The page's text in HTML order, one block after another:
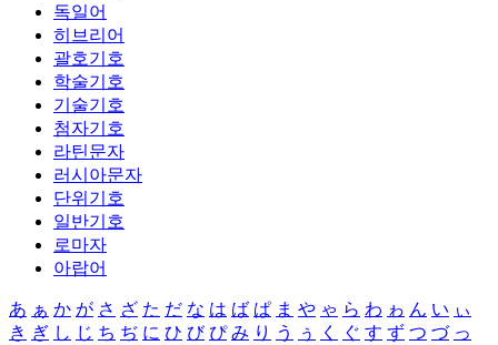
독일어
히브리어
괄호기호
학술기호
기술기호
첨자기호
라틴문자
러시아문자
단위기호
일반기호
로마자
아랍어
あ ぁ か が さ ざ た だ な は ば ぱ ま や ゃ ら わ ゎ ん い ぃ
き ぎ し じ ち ぢ に ひ び ぴ み り う ぅ く ぐ す ず つ づ っ